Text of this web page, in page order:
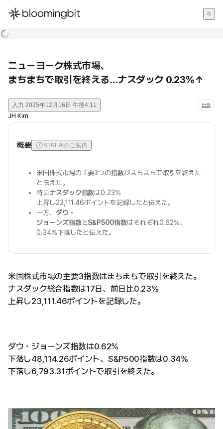
한국어
ニューヨーク株式市場、
まちまちで取引を終える…ナスダック 0.23%↑
入力 2025年12月16日 午後4:11 出典
JH Kim
概要 STAT AIのご案内
米国株式市場の主要3つの指数がまちまちで取引を終えた
と伝えた。
特にナスダック指数は0.23%
上昇し23,111.46ポイントを記録したと伝えた。
一方、 ダウ・
ジョーンズ指数とS&P500指数はそれぞれ0.62%、
0.34%下落したと伝えた。
米国株式市場の主要3指数はまちまちで取引を終えた。
ナスダック総合指数は17日、前日比0.23%
上昇し23,111.46ポイントを記録した。
ダウ・ジョーンズ指数は0.62%
下落し48,114.26ポイント、S&P500指数は0.34%
下落し6,793.31ポイントで取引を終えた。